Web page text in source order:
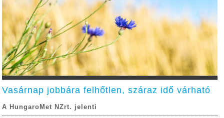
Vasárnap jobbára felhőtlen, száraz idő várható
A HungaroMet NZrt. jelenti